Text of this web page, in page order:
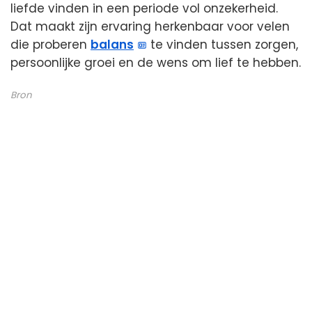
liefde vinden in een periode vol onzekerheid.
Dat maakt zijn ervaring herkenbaar voor velen
die proberen balans
te vinden tussen zorgen,
persoonlijke groei en de wens om lief te hebben.
Bron